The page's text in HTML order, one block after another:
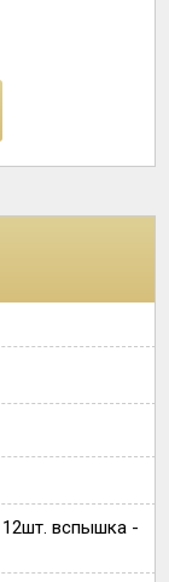
12шт. вспышка -